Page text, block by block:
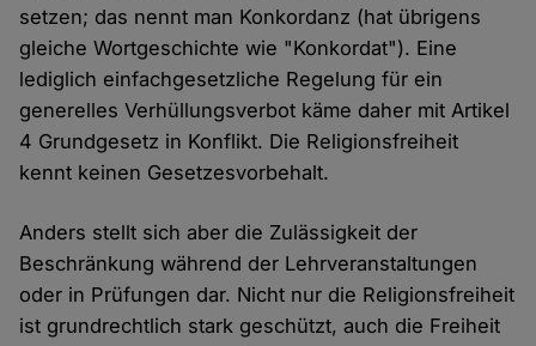
setzen; das nennt man Konkordanz (hat übrigens
gleiche Wortgeschichte wie "Konkordat"). Eine
lediglich einfachgesetzliche Regelung für ein
generelles Verhüllungsverbot käme daher mit Artikel
4 Grundgesetz in Konflikt. Die Religionsfreiheit
kennt keinen Gesetzesvorbehalt.
Anders stellt sich aber die Zulässigkeit der
Beschränkung während der Lehrveranstaltungen
oder in Prüfungen dar. Nicht nur die Religionsfreiheit
ist grundrechtlich stark geschützt, auch die Freiheit